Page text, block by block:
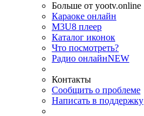
Больше от yootv.online
Караоке онлайн
M3U8 плеер
Каталог иконок
Что посмотреть?
Радио онлайнNEW
Контакты
Сообщить о проблеме
Написать в поддержку